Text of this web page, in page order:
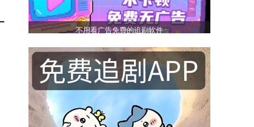
不用看广告免费的追剧软件